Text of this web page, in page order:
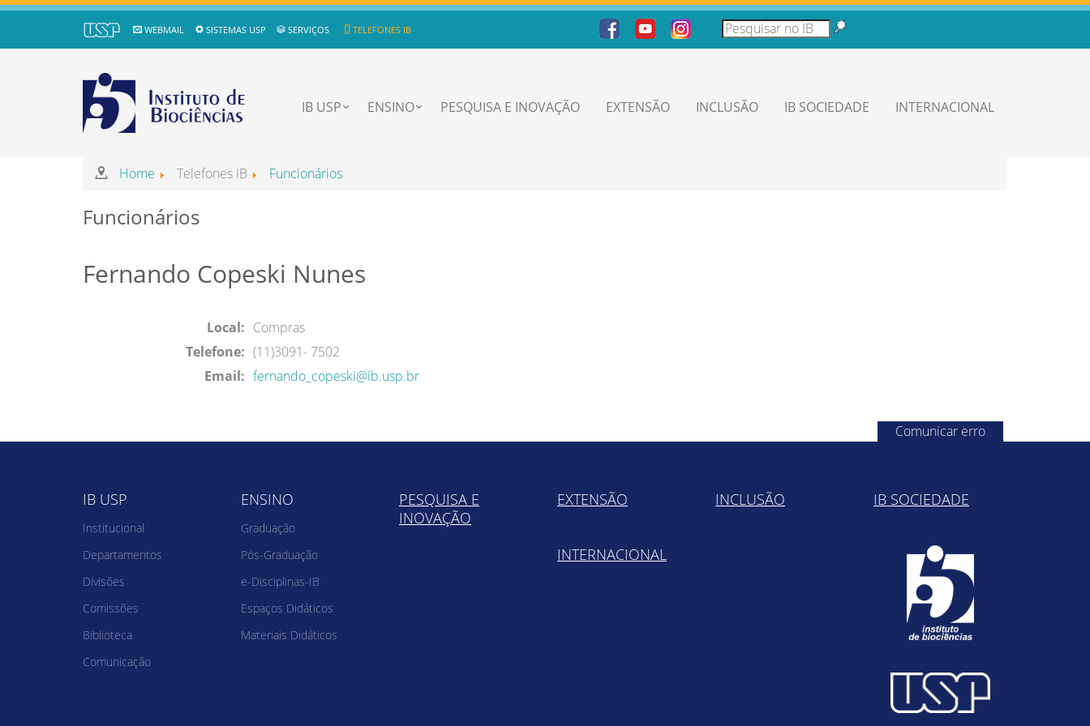
WEBMAIL SISTEMAS USP SERVIÇOS TELEFONES IB
IB USP ENSINO PESQUISA E INOVAÇÃO EXTENSÃO INCLUSÃO IB SOCIEDADE INTERNACIONAL
Home Telefones IB Funcionários
Funcionários
Fernando Copeski Nunes
Local: Compras
Telefone: (11)3091- 7502
Email: fernando_copeski@ib.usp.br
Comunicar erro
IB USP
Institucional
Departamentos
Divisões
Comissões
Biblioteca
Comunicação
ENSINO
Graduação
Pós-Graduação
e-Disciplinas-IB
Espaços Didáticos
Materiais Didáticos
PESQUISA E
INOVAÇÃO
EXTENSÃO INCLUSÃO IB SOCIEDADE
INTERNACIONAL